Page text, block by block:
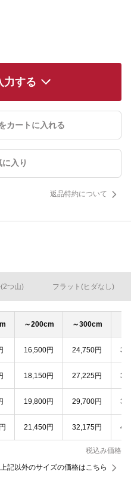
力する
カートに入れる
に入り
返品特約について
つ山) フラット(ヒダなし)
～200cm ～300cm
16,500円 24,750円
18,150円 27,225円
19,800円 29,700円
21,450円 32,175円
税込み価格
上記以外のサイズの価格はこちら